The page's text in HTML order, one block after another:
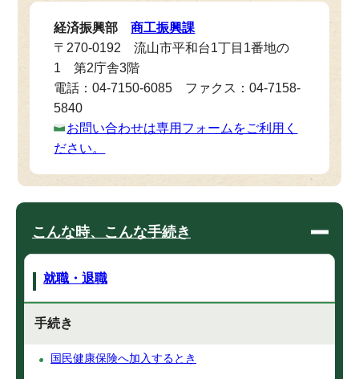
経済振興部 商工振興課
〒270-0192 流山市平和台1丁目1番地の
1 第2庁舎3階
電話：04-7150-6085 ファクス：04-7158-
5840
お問い合わせは専用フォームをご利用く
ださい。
こんな時、こんな手続き
就職・退職
手続き
国民健康保険へ加入するとき